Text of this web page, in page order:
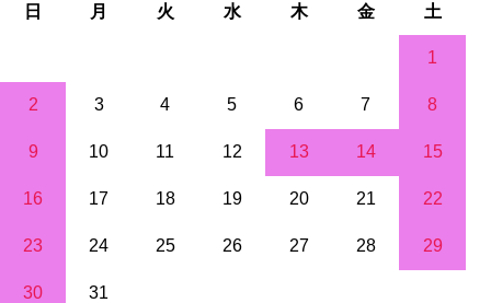
日
月 火 水 木 金 土
1
2 3 4 5 6 7 8
9 10 11 12 13 14 15
16 17 18 19 20 21 22
23 24 25 26 27 28 29
30 31